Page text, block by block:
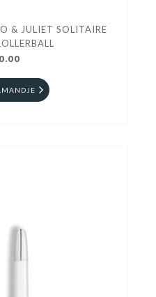
& JULIET SOLITAIRE